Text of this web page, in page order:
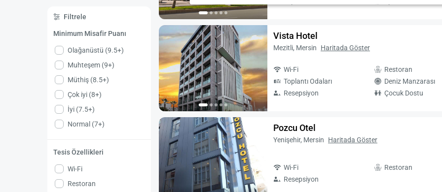
Filtrele
Minimum Misafir Puanı
Olağanüstü (9.5+)
Muhteşem (9+)
Müthiş (8.5+)
Çok iyi (8+)
İyi (7.5+)
Normal (7+)
Tesis Özellikleri
Wi-Fi
Restoran
Vista Hotel
Mezitli, Mersin Haritada Göster
Wi-Fi
Restoran
Toplantı Odaları
Deniz Manzarası
Resepsiyon
Çocuk Dostu
Pozcu Otel
Yenişehir, Mersin Haritada Göster
Wi-Fi
Restoran
Resepsiyon